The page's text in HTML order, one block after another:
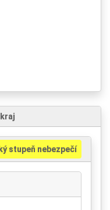
stupeň nebezpečí